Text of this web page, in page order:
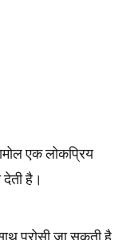
एक लोकप्रिय
है।
परोसी जा सकती है,